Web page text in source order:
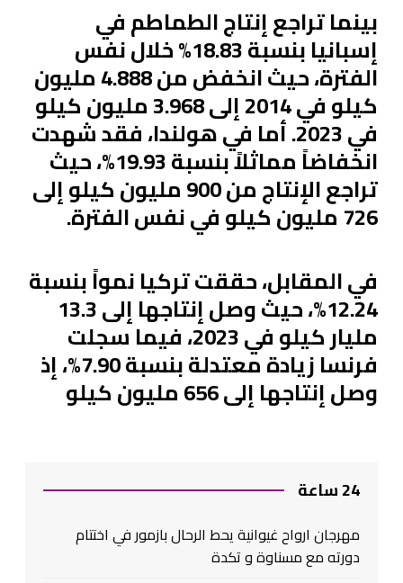
بينما تراجع إنتاج الطماطم في
إسبانيا بنسبة 18.83% خلال نفس
الفترة، حيث انخفض من 4.888 مليون
كيلو في 2014 إلى 3.968 مليون كيلو
في 2023. أما في هولندا، فقد شهدت
انخفاضاً مماثلاً بنسبة 19.93%، حيث
تراجع الإنتاج من 900 مليون كيلو إلى
726 مليون كيلو في نفس الفترة.
في المقابل، حققت تركيا نمواً بنسبة
12.24%، حيث وصل إنتاجها إلى 13.3
مليار كيلو في 2023، فيما سجلت
فرنسا زيادة معتدلة بنسبة 7.90%، إذ
وصل إنتاجها إلى 656 مليون كيلو
24 ساعة
مهرجان ارواح غيوانية يحط الرحال بازمور في اختتام
دورته مع مسناوة و تكدة